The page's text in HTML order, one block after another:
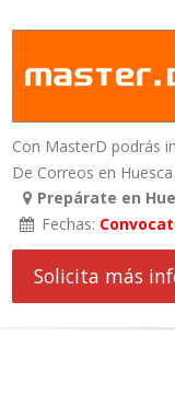
Con MasterD podrás
De Correos en Huesca
Prepárate en
Fechas:
Solicita más